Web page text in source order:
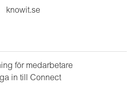
knowit.se
för medarbetare
in till Connect